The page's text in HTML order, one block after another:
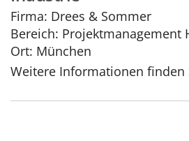
Firma: Drees & Sommer
Bereich: Projektmanagement
Ort: München
Weitere Informationen finden